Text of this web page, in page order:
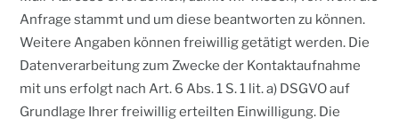
Anfrage stammt und um diese beantworten zu können.
Weitere Angaben können freiwillig getätigt werden. Die
Datenverarbeitung zum Zwecke der Kontaktaufnahme
mit uns erfolgt nach Art. 6 Abs. 1 S. 1 lit. a) DSGVO auf
Grundlage Ihrer freiwillig erteilten Einwilligung. Die